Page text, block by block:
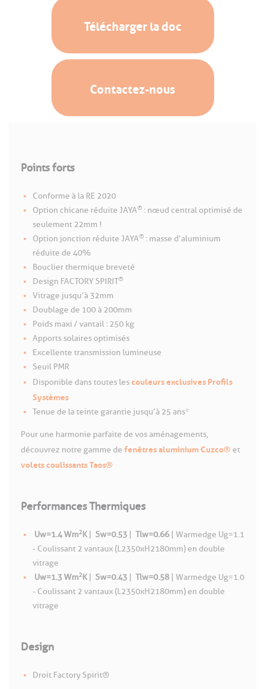
Télécharger la doc
Contactez-nous
Points forts
Conforme à la RE 2020
Option chicane réduite JAYA® : nœud central optimisé de
seulement 22mm !
Option jonction réduite JAYA® : masse d’aluminium
réduite de 40%
Bouclier thermique breveté
Design FACTORY SPIRIT®
Vitrage jusqu’à 32mm
Doublage de 100 à 200mm
Poids maxi / vantail : 250 kg
Apports solaires optimisés
Excellente transmission lumineuse
Seuil PMR
Disponible dans toutes lescouleurs exclusives Profils
Systèmes
Tenue de la teinte garantie jusqu’à 25 ans*
Pour une harmonie parfaite de vos aménagements,
découvrez notre gamme de fenêtres aluminium Cuzco® et
volets coulissants Taos®
Performances Thermiques
Uw=1.4 Wm2K| Sw=0.53 Tlw=0.66| Warmedge Ug=1.1
- Coulissant 2 vantaux (L2350xH2180mm) en double
vitrage
Uw=1.3 Wm2K| Sw=0.43 Tlw=0.58 | Warmedge Ug=1.0
- Coulissant 2 vantaux (L2350xH2180mm) en double
vitrage
Design
Droit Factory Spirit®